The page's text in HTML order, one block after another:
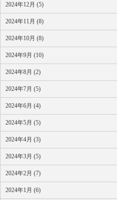
2024年12月 (5)
2024年11月 (8)
2024年10月 (8)
2024年9月 (10)
2024年8月 (2)
2024年7月 (5)
2024年6月 (4)
2024年5月 (5)
2024年4月 (3)
2024年3月 (5)
2024年2月 (7)
2024年1月 (6)